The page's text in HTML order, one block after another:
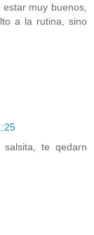
muy buenos,
a la rutina, sino
te qedarn